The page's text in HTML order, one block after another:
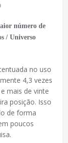
número de
/ Universo
no uso
4,3 vezes
mais de vinte
posição. Isso
de forma
poucos